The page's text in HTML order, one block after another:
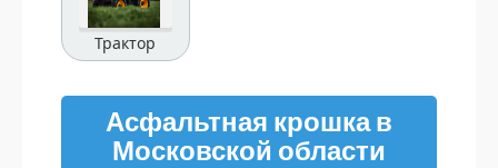
Трактор
Асфальтная крошка в
Московской области